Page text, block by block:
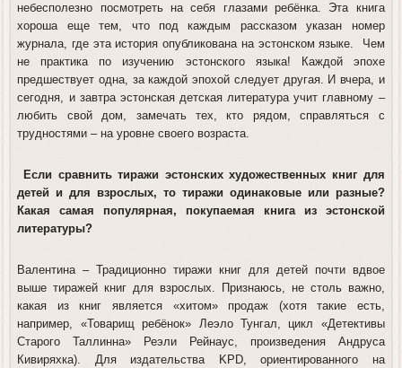
небесполезно посмотреть на себя глазами ребёнка. Эта книга
хороша еще тем, что под каждым рассказом указан номер
журнала, где эта история опубликована на эстонском языке. Чем
не практика по изучению эстонского языка! Каждой эпохе
предшествует одна, за каждой эпохой следует другая. И вчера, и
сегодня, и завтра эстонская детская литература учит главному –
любить свой дом, замечать тех, кто рядом, справляться с
трудностями – на уровне своего возраста.
Если сравнить тиражи эстонских художественных книг для
детей и для взрослых, то тиражи одинаковые или разные?
Какая самая популярная, покупаемая книга из эстонской
литературы?
Валентина– Традиционно тиражи книг для детей почти вдвое
выше тиражей книг для взрослых. Признаюсь, не столь важно,
какая из книг является «хитом» продаж (хотя такие есть,
например, «Товарищ ребёнок» Леэло Тунгал, цикл «Детективы
Старого Таллинна» Реэли Рейнаус, произведения Андруса
Кивиряхка). Для издательства KPD, ориентированного на